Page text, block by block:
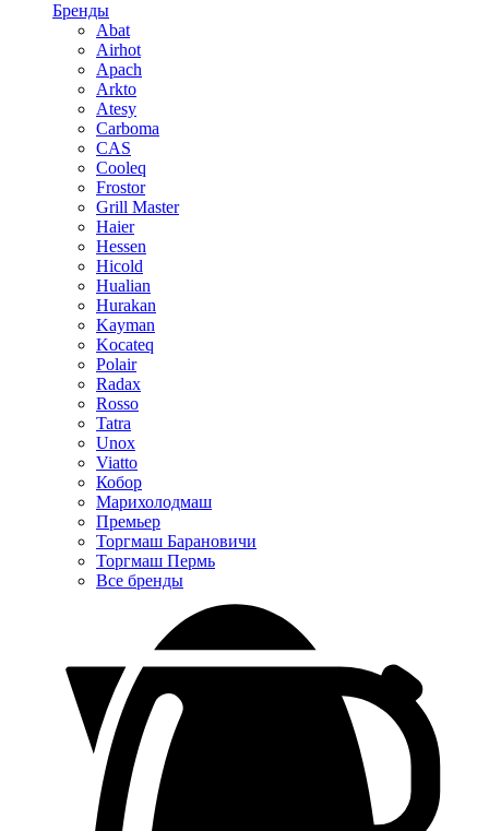
Бренды
Abat
Airhot
Apach
Arkto
Atesy
Carboma
CAS
Cooleq
Frostor
Grill Master
Haier
Hessen
Hicold
Hualian
Hurakan
Kayman
Kocateq
Polair
Radax
Rosso
Tatra
Unox
Viatto
Кобор
Марихолодмаш
Премьер
Торгмаш Барановичи
Торгмаш Пермь
Все бренды